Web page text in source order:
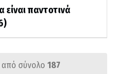
είναι παντοτινά
από σύνολο 187